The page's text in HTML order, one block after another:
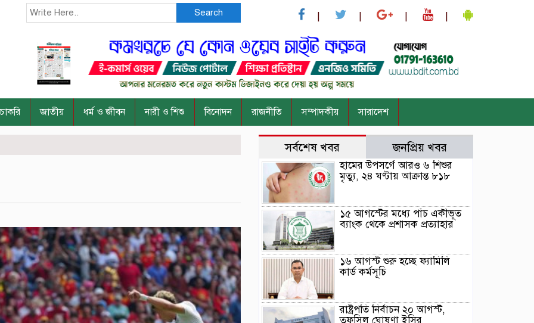
Search
চাকরি জাতীয় ধর্ম ও জীবন নারী ও শিশু বিনোদন রাজনীতি সম্পাদকীয় সারাদেশ
সর্বশেষ খবর জনপ্রিয় খবর
হামের উপসর্গে আরও ৬ শিশুর
মৃত্যু, ২৪ ঘণ্টায় আক্রান্ত ৮১৮
১৫ আগস্টের মধ্যে পাঁচ একীভূত
ব্যাংক থেকে প্রশাসক প্রত্যাহার
১৬ আগস্ট শুরু হচ্ছে ফ্যামিলি
কার্ড কর্মসূচি
রাষ্ট্রপতি নির্বাচন ২০ আগস্ট,
তফসিল ঘোষণা ইসির